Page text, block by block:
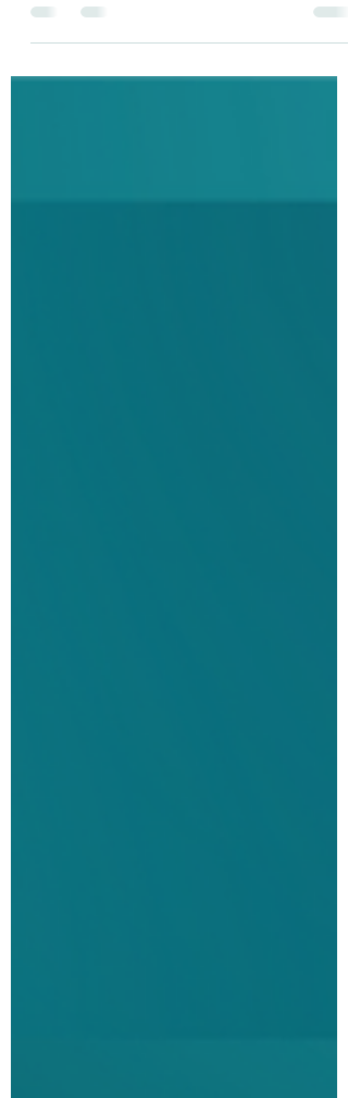
independiente. Sábado 7 de diciembre de